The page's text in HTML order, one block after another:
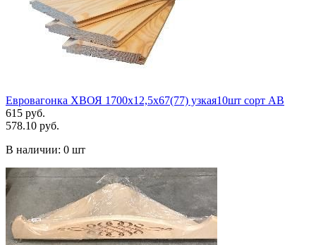
Евровагонка ХВОЯ 1700х12,5х67(77) узкая10шт сорт АВ
615 руб.
578.10 руб.
В наличии: 0 шт